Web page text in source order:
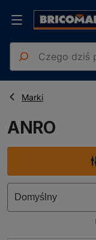
Strona główna
Marki
ANRO
ANRO